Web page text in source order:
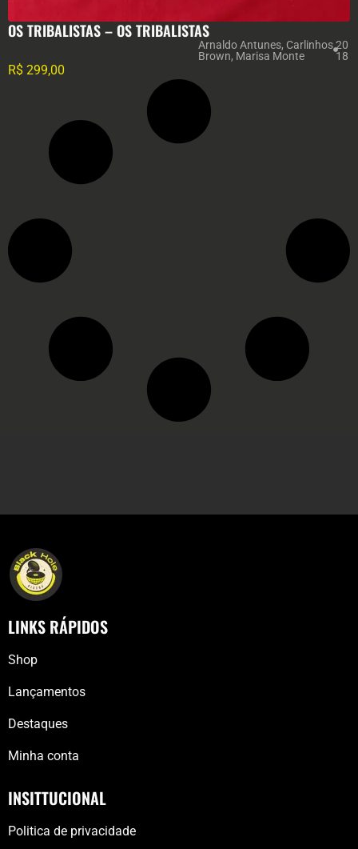
OS TRIBALISTAS – OS TRIBALISTAS
Arnaldo Antunes, Carlinhos
Brown, Marisa Monte
20
18
R$ 299,00
LINKS RÁPIDOS
Shop
Lançamentos
Destaques
Minha conta
INSITTUCIONAL
Politica de privacidade